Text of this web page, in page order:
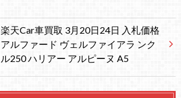
楽天Car車買取 3月20日24日 入札価格
アルファード ヴェルファイアラ ンク
ル250 ハリアー アルピーヌ A5